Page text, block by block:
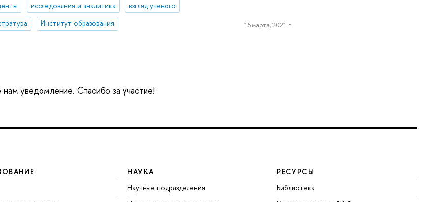
исследования и аналитика
взгляд ученого
Институт образования 16 марта, 2021 г.
уведомление. Спасибо за участие!
НАУКА
Научные подразделения
РЕСУРСЫ
Библиотека